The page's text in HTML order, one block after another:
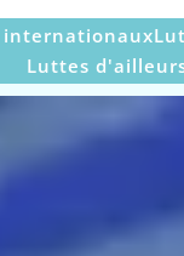
internationaux
Luttes